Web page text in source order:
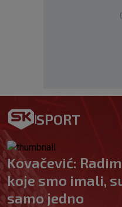
SPORT
Kovačević:
koje smo imali,
samo jedno